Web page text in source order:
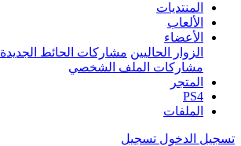
المنتديات
الألعاب
الأعضاء
الزوار الحاليين مشاركات الحائط الجديدة
مشاركات الملف الشخصي
المتجر
PS4
الملفات
تسجيل الدخول تسجيل